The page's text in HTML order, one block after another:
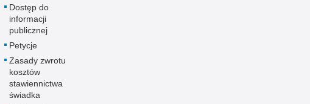
Dostęp do
informacji
publicznej
Petycje
Zasady zwrotu
kosztów
stawiennictwa
świadka